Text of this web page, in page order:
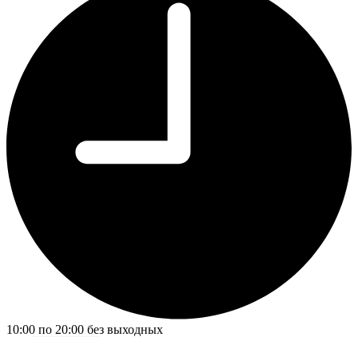
10:00 по 20:00 без выходных